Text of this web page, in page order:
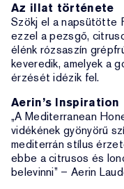
Az illat története
Szökj el a napsütötte
ezzel a pezsgő,
élénk rózsaszín
keveredik, amelyek a
érzését idézik fel.
Aerin’s Inspiration
„A Mediterranean
vidékének gyönyörű
mediterrán stílus
ebbe a citrusos és
belevinni” – Aerin